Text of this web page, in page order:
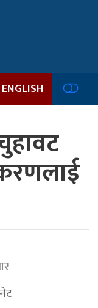
ENGLISH